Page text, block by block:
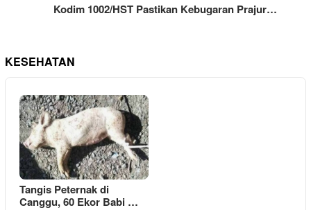
Kodim 1002/HST Pastikan Kebugaran Prajur…
KESEHATAN
Tangis Peternak di
Canggu, 60 Ekor Babi …